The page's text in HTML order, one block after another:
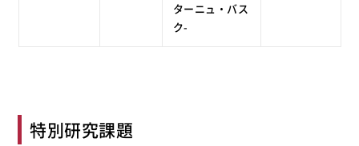
ターニュ・バス
ク-
特別研究課題